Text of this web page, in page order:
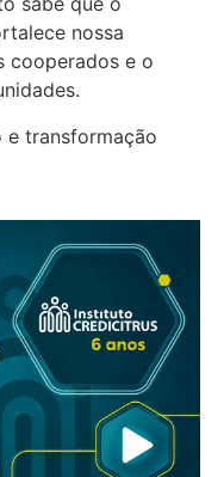
nossa
cooperados e o
transformação